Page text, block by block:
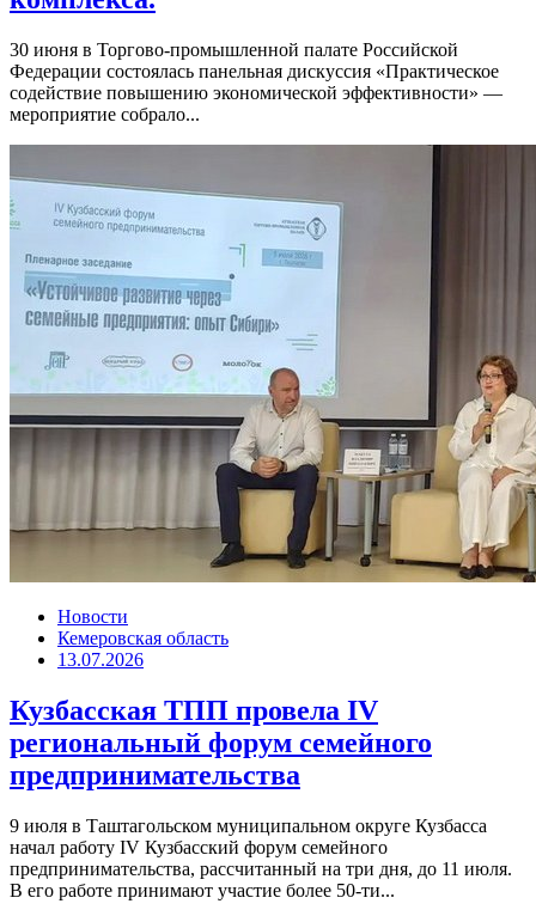
30 июня в Торгово-промышленной палате Российской
Федерации состоялась панельная дискуссия «Практическое
содействие повышению экономической эффективности» —
мероприятие собрало...
Новости
Кемеровская область
13.07.2026
Кузбасская ТПП провела IV
региональный форум семейного
предпринимательства
9 июля в Таштагольском муниципальном округе Кузбасса
начал работу IV Кузбасский форум семейного
предпринимательства, рассчитанный на три дня, до 11 июля.
В его работе принимают участие более 50-ти...